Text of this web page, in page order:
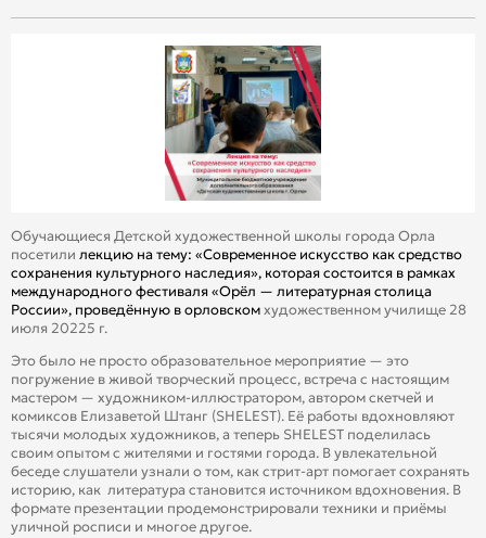
Обучающиеся Детской художественной школы города Орла
посетилилекцию на тему: «Современное искусство как средство
сохранения культурного наследия», которая состоится в рамках
международного фестиваля «Орёл — литературная столица
России», проведённую в орловскомхудожественном училище 28
июля 20225 г.
️Это было не просто образовательное мероприятие — это
погружение в живой творческий процесс, встреча с настоящим
мастером — художником-иллюстратором, автором скетчей и
комиксов Елизаветой Штанг (SHELEST). Её работы вдохновляют
тысячи молодых художников, а теперь SHELEST поделилась
своим опытом с жителями и гостями города. В увлекательной
беседе слушатели узнали о том, как стрит-арт помогает сохранять
историю, как литература становится источником вдохновения. В
формате презентации продемонстрировали техники и приёмы
уличной росписи и многое другое.